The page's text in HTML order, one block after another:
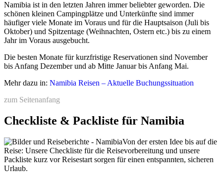
Eine individuell für Sie erstellte Namibiareise ist nur etwa
5% teurer als ein Paket "von der Stange". Der Aufpreis
lohnt sich!
Umgekehrt, falls Sie Ihre Reisen am liebsten komplett
Ihnen nach einer Automiete über uns meist kostenfrei
aktuelle Tipps und Infos zu Routen, Tagesstrecken,
Unterkünften, Erlebnissen etc.
Rechnen Sie für eine maßgeschneiderte komplett durch uns
organisierte Reise inklusive Flügen, Mietwagen, Erlebnissen,
Person im Doppelzimmer:
2 Wochen Namibia:ab ca. 4000 Euro in schönen
Lodges und Gästefarmen, ab ca. 3500 Euro in einfachen
festen Unterkünften, ab ca. 2500 Euro für
aber schon empfindlich kalte Nächte.
Mitte Dezember bis in den Januar sind die Tage hingegen brütend
heiß und die Campingplätze häufig langfristig gebucht durch
Namibier und Südafrikaner, die dann Sommerferien haben. Einige
Camps und Unterkünfte, vor allem in den heißesten Gebieten
Namibias, schließen im Dezember und Januar und machen selbst
Sommerferien.
Weitere Tipps & Infos finden Sie inDie beste Reisezeit für Namibia
Namibia ist in den letzten Jahren immer beliebter geworden. Die
schönen kleinen Campingplätze und Unterkünfte sind immer
häufiger viele Monate im Voraus und für die Hauptsaison (Juli bis
Oktober) und Spitzentage (Weihnachten, Ostern etc.) bis zu einem
Jahr im Voraus ausgebucht.
Die besten Monate für kurzfristige Reservationen sind November
bis Anfang Dezember und ab Mitte Januar bis Anfang Mai.
Mehr dazu in: Namibia Reisen – Aktuelle Buchungssituation
zum Seitenanfang
Checkliste & Packliste für Namibia
Von der ersten Idee bis auf die
Reise: Unsere Checkliste für die Reisevorbereitung und unsere
Packliste kurz vor Reisestart sorgen für einen entspannten, sicheren
Urlaub.